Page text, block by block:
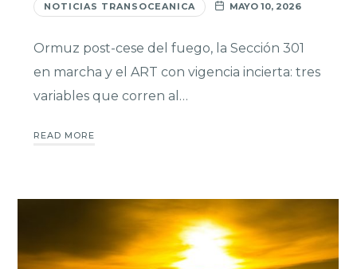
NOTICIAS TRANSOCEANICA MAYO 10, 2026
Ormuz post-cese del fuego, la Sección 301
en marcha y el ART con vigencia incierta: tres
variables que corren al…
READ MORE